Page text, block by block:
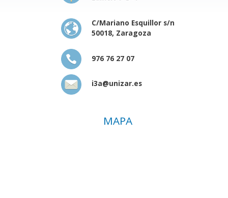
C/Mariano Esquillor s/n
50018, Zaragoza
976 76 27 07
i3a@unizar.es
MAPA